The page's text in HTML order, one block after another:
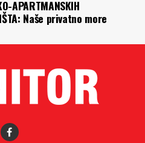
APARTMANSKIH
Naše privatno more